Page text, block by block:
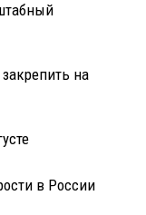
на
в России